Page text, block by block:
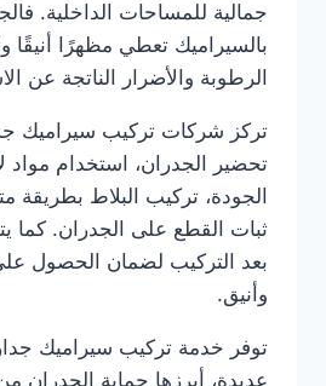
جمالية للمساحات الداخلية.
بالسيراميك تعطي مظهرًا
الرطوبة والأضرار الناتجة عن
تركز شركات تركيب سيراميك
تحضير الجدران، استخدام مواد
الجودة، تركيب البلاط بطريقة
ثبات القطع على الجدران. كما
بعد التركيب لضمان الحصول
وأنيق.
توفر خدمة تركيب سيراميك
عديدة، أبرزها حماية الجدران